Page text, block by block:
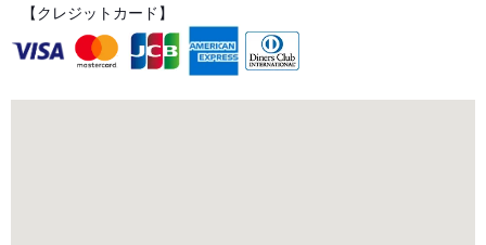
【クレジットカード】